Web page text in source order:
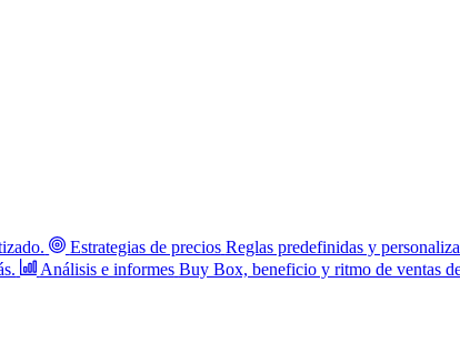
Estrategias de precios Reglas predefinidas y
Análisis e informes Buy Box, beneficio y ritmo de ventas